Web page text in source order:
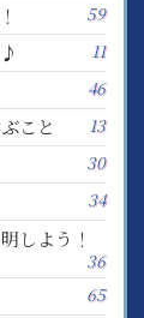
59
11
46
こと 13
30
34
しよう！
36
65